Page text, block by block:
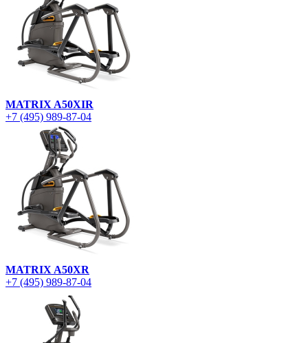
MATRIX A50XIR
+7 (495) 989-87-04
MATRIX A50XR
+7 (495) 989-87-04